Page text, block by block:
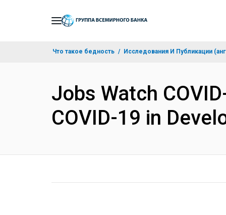
Что такое бедность Исследования И Публикации
Jobs Watch
COVID-19 in